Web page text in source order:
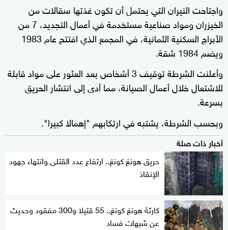
واجتاحت النيران التي يحتمل أن تكون غذتها سقالات من
الخيزران ومواد صناعية مستخدمة في أعمال التجديد، 7 من
الأبراج السكنية الثمانية، في المجمع الذي افتتح عام 1983
ويضم 1984 شقة.
وأعلنت الشرطة توقيف 3 أشخاص بعد العثور على مواد قابلة
للاشتعال خلال أعمال الصيانة، مما أدى إلى انتشار الحريق
بسرعة.
وبحسب الشرطة، يشتبه في ارتكابهم "إهمالا كبيرا".
أخبار ذات صلة
حريق هونغ كونغ.. ارتفاع عدد القتلى وانتهاء جهود
الإنقاذ
كارثة هونغ كونغ.. 55 قتيلا و300 مفقود وحديث
عن شبهات فساد